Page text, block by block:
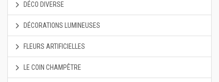
DÉCO DIVERSE
DÉCORATIONS LUMINEUSES
FLEURS ARTIFICIELLES
LE COIN CHAMPÊTRE